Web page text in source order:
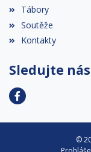
Tábory
Soutěže
Kontakty
Sledujte nás
©